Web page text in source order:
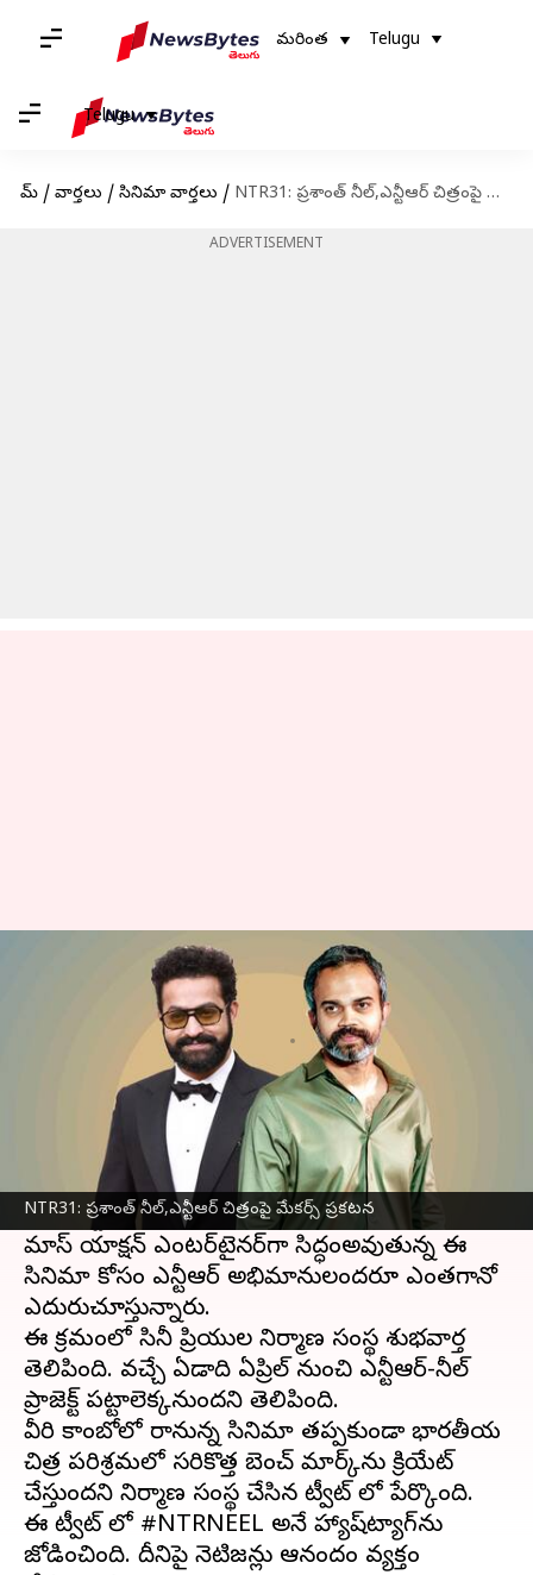
మరింత Telugu
Telugu
హోమ్ / వార్తలు / సినిమా వార్తలు / NTR31: ప్రశాంత్ నీల్‌,ఎన్టీఆర్ చిత్రంపై మేకర్స్ ప్రకటన
ADVERTISEMENT
NTR31: ప్రశాంత్ నీల్‌,ఎన్టీఆర్ చిత్రంపై మేకర్స్ ప్రకటన
NTR31: ప్రశాంత్ నీల్‌,ఎన్టీఆర్
చిత్రంపై మేకర్స్ ప్రకటన
Sirish Praharaju Oct 05, 2023 06:22 pm
ఈ వార్తాకథనం ఏంటి
మైత్రి మూవీ మేకర్స్‌ పతాకంపైజూనియర్ ఎన్టీఆర్‌
దర్శకుడు ప్రశాంత్‌ నీల్‌ కాంబినేషన్‌లో అధికారికంగా
ఓ ప్రాజెక్ట్‌ ఓకే అయిన విషయం తెలిసిందే.
మాస్‌ యాక్షన్‌ ఎంటర్‌టైనర్‌గా సిద్ధంఅవుతున్న ఈ
సినిమా కోసం ఎన్టీఆర్‌ అభిమానులందరూ ఎంతగానో
ఎదురుచూస్తున్నారు.
ఈ క్రమంలో సినీ ప్రియుల నిర్మాణ సంస్థ శుభవార్త
తెలిపింది. వచ్చే ఏడాది ఏప్రిల్‌ నుంచి ఎన్టీఆర్‌-నీల్‌
ప్రాజెక్ట్‌ పట్టాలెక్కనుందని తెలిపింది.
వీరి కాంబోలో రానున్న సినిమా తప్పకుండా భారతీయ
చిత్ర పరిశ్రమలో సరికొత్త బెంచ్‌ మార్క్‌ను క్రియేట్‌
చేస్తుందని నిర్మాణ సంస్థ చేసిన ట్వీట్ లో పేర్కొంది.
ఈ ట్వీట్ లో #NTRNEEL అనే హ్యాష్‌ట్యాగ్‌ను
జోడించింది. దీనిపై నెటిజన్లు ఆనందం వ్యక్తం